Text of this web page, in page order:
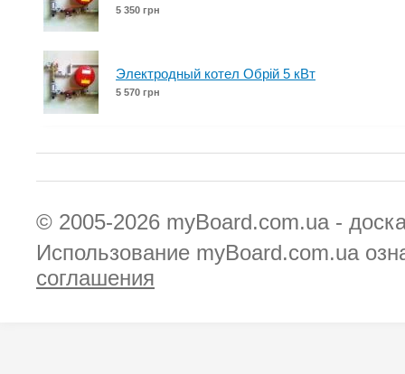
5 350 грн
Электродный котел Обрій 5 кВт
5 570 грн
© 2005-2026 myBoard.com.ua -
Использование myBoard.com.ua
соглашения